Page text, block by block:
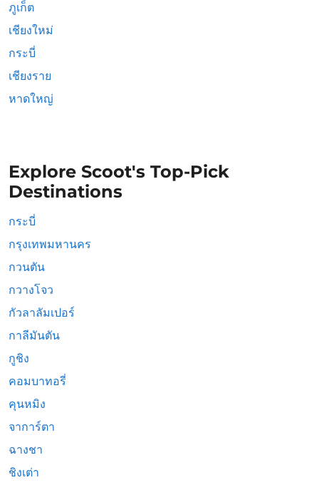
ภูเก็ต
เชียงใหม่
กระบี่
เชียงราย
หาดใหญ่
Explore Scoot's Top-Pick
Destinations
กระบี่
กรุงเทพมหานคร
กวนตัน
กวางโจว
กัวลาลัมเปอร์
กาลีมันตัน
กูชิง
คอมบาทอรี่
คุนหมิง
จาการ์ตา
ฉางชา
ชิงเต่า